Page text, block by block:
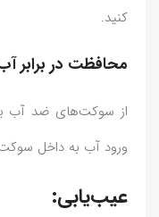
کنید.
محافظت در برابر
از سوکت‌های ضد آب
ورود آب به داخل
عیب‌یابی: